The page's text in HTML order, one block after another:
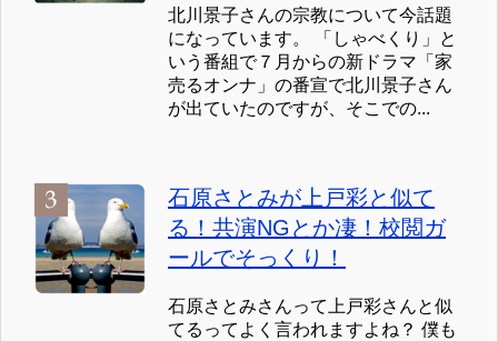
北川景子さんの宗教について今話題
になっています。 「しゃべくり」と
いう番組で７月からの新ドラマ「家
売るオンナ」の番宣で北川景子さん
が出ていたのですが、そこでの...
石原さとみが上戸彩と似て
る！共演NGとか凄！校閲ガ
ールでそっくり！
石原さとみさんって上戸彩さんと似
てるってよく言われますよね？ 僕も